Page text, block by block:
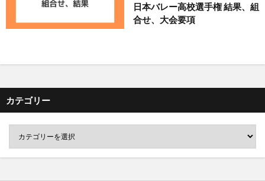
日本バレー高校選手権 結果、組
合せ、大会要項
カテゴリー